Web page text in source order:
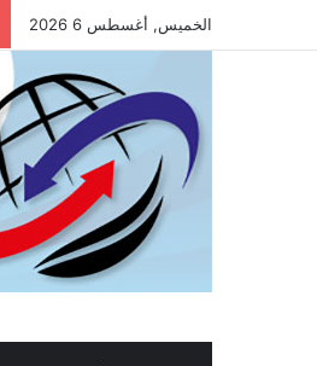
الخميس, أغسطس 6 2026